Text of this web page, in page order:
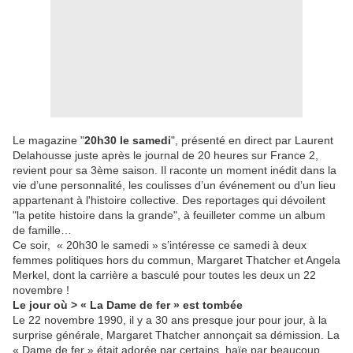
Le magazine "20h30 le samedi", présenté en direct par Laurent
Delahousse juste après le journal de 20 heures sur France 2,
revient pour sa 3ème saison. Il raconte un moment inédit dans la
vie d’une personnalité, les coulisses d’un événement ou d’un lieu
appartenant à l'histoire collective. Des reportages qui dévoilent
"la petite histoire dans la grande", à feuilleter comme un album
de famille…
Ce soir, « 20h30 le samedi » s’intéresse ce samedi à deux
femmes politiques hors du commun, Margaret Thatcher et Angela
Merkel, dont la carrière a basculé pour toutes les deux un 22
novembre !
Le jour où > « La Dame de fer » est tombée
Le 22 novembre 1990, il y a 30 ans presque jour pour jour, à la
surprise générale, Margaret Thatcher annonçait sa démission. La
« Dame de fer » était adorée par certains, haïe par beaucoup…